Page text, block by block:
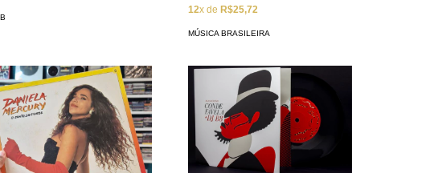
12x de R$25,72
MÚSICA BRASILEIRA